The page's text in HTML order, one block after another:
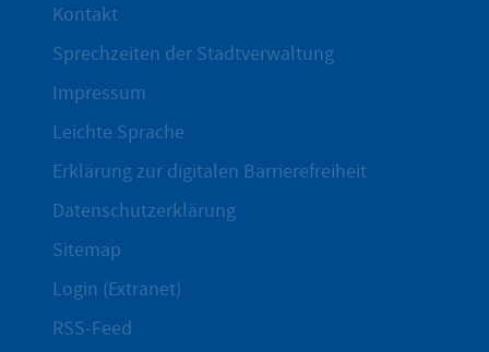
Kontakt
Sprechzeiten der Stadtverwaltung
Impressum
Leichte Sprache
Erklärung zur digitalen Barrierefreiheit
Datenschutzerklärung
Sitemap
Login (Extranet)
RSS-Feed